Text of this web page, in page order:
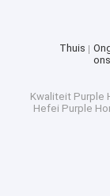
Thuis
ons
Kwaliteit Purple
Hefei Purple